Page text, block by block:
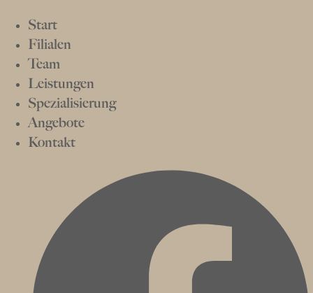
Start
Filialen
Team
Leistungen
Spezialisierung
Angebote
Kontakt